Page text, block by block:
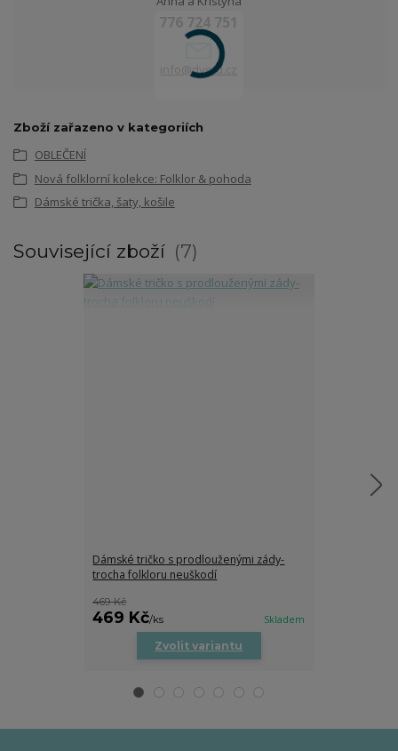
info@dvetu.cz
Zboží zařazeno v kategoriích
OBLEČENÍ
Nová folklorní kolekce: Folklor & pohoda
Dámské trička, šaty, košile
Související zboží 7
Dámské tričko s prodlouženými zády-
trocha folkloru neuškodí
469 Kč
469 Kč/ks Skladem
Zvolit variantu